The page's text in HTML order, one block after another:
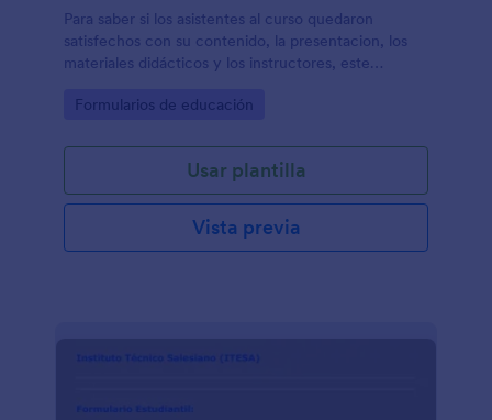
Para saber si los asistentes al curso quedaron
satisfechos con su contenido, la presentacion, los
materiales didácticos y los instructores, este
participantes están dispuestos a recomendarlo.
Go to Category:
Formularios de educación
Usar plantilla
Vista previa